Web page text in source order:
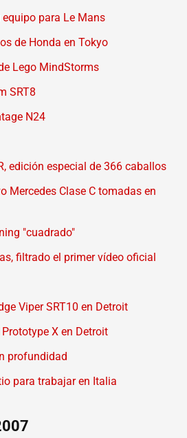
para Le Mans
de Honda en Tokyo
Lego MindStorms
SRT8
N24
edición especial de 366 caballos
Mercedes Clase C tomadas en
"cuadrado"
filtrado el primer vídeo oficial
Viper SRT10 en Detroit
X en Detroit
profundidad
para trabajar en Italia